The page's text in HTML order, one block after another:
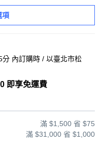
項
分 內訂購時 / 以臺北市松
即享免運費
滿 $1,500 省 $75
滿 $31,000 省 $1,000